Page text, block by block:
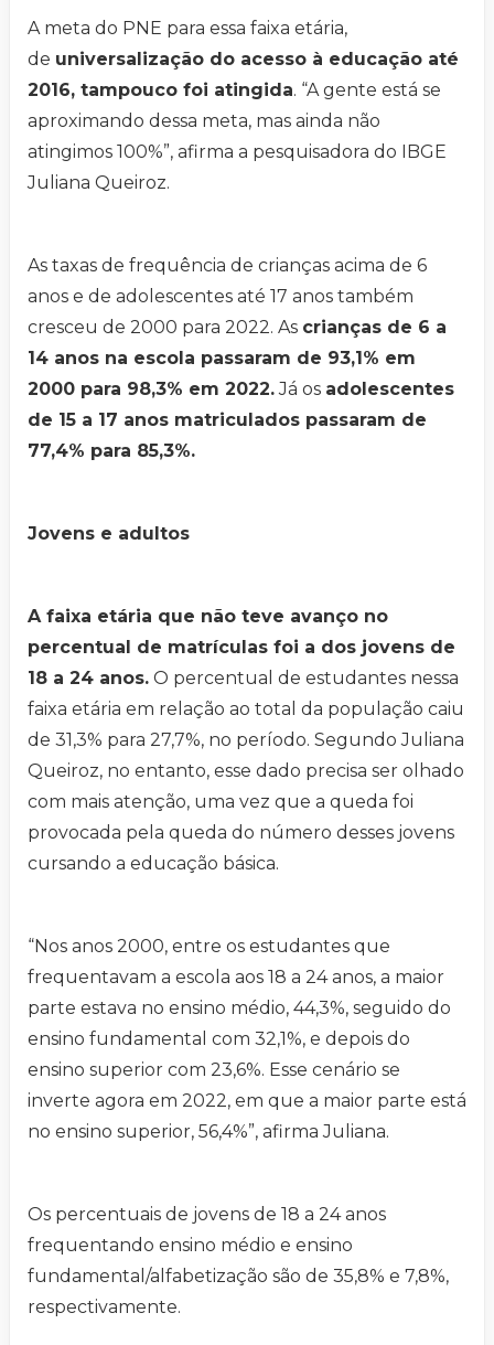
A meta do PNE para essa faixa etária,
de universalização do acesso à educação até
2016, tampouco foi atingida. “A gente está se
aproximando dessa meta, mas ainda não
atingimos 100%”, afirma a pesquisadora do IBGE
Juliana Queiroz.
As taxas de frequência de crianças acima de 6
anos e de adolescentes até 17 anos também
cresceu de 2000 para 2022. As crianças de 6 a
14 anos na escola passaram de 93,1% em
2000 para 98,3% em 2022.Já os adolescentes
de 15 a 17 anos matriculados passaram de
77,4% para 85,3%.
Jovens e adultos
A faixa etária que não teve avanço no
percentual de matrículas foi a dos jovens de
18 a 24 anos. O percentual de estudantes nessa
faixa etária em relação ao total da população caiu
de 31,3% para 27,7%, no período. Segundo Juliana
Queiroz, no entanto, esse dado precisa ser olhado
com mais atenção, uma vez que a queda foi
provocada pela queda do número desses jovens
cursando a educação básica.
“Nos anos 2000, entre os estudantes que
frequentavam a escola aos 18 a 24 anos, a maior
parte estava no ensino médio, 44,3%, seguido do
ensino fundamental com 32,1%, e depois do
ensino superior com 23,6%. Esse cenário se
inverte agora em 2022, em que a maior parte está
no ensino superior, 56,4%”, afirma Juliana.
Os percentuais de jovens de 18 a 24 anos
frequentando ensino médio e ensino
fundamental/alfabetização são de 35,8% e 7,8%,
respectivamente.